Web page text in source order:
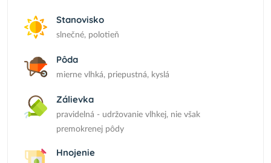
Stanovisko
slnečné, polotieň
Pôda
mierne vlhká, priepustná, kyslá
Zálievka
pravidelná - udržovanie vlhkej, nie však
premokrenej pôdy
Hnojenie